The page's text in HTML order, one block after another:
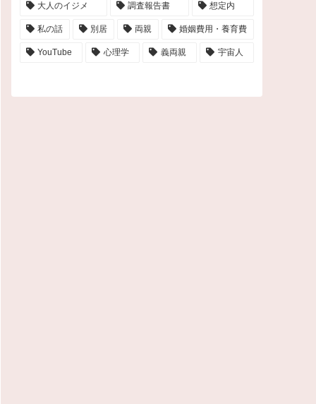
大人のイジメ 調査報告書 想定内
私の話 別居 両親 婚姻費用・養育費
YouTube 心理学 義両親 宇宙人